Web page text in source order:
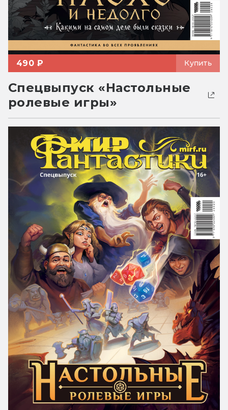
490 ₽ Купить
Спецвыпуск «Настольные
ролевые игры»